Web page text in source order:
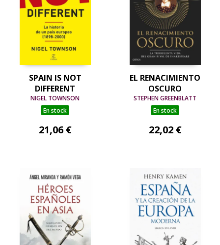
SPAIN IS NOT
DIFFERENT
NIGEL TOWNSON
En stock
21,06 €
EL RENACIMIENTO
OSCURO
STEPHEN GREENBLATT
En stock
22,02 €